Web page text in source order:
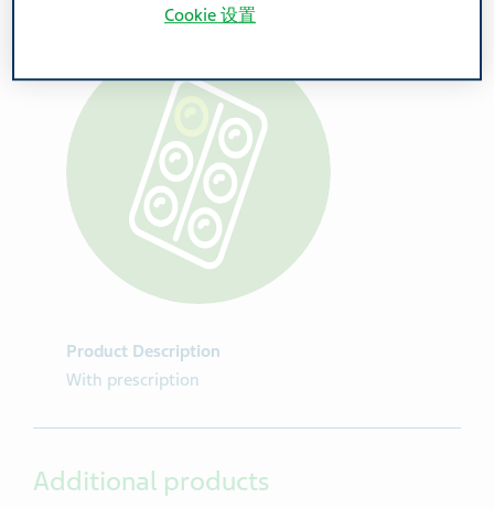
Product Description
With prescription
Additional products
Cookie 设置